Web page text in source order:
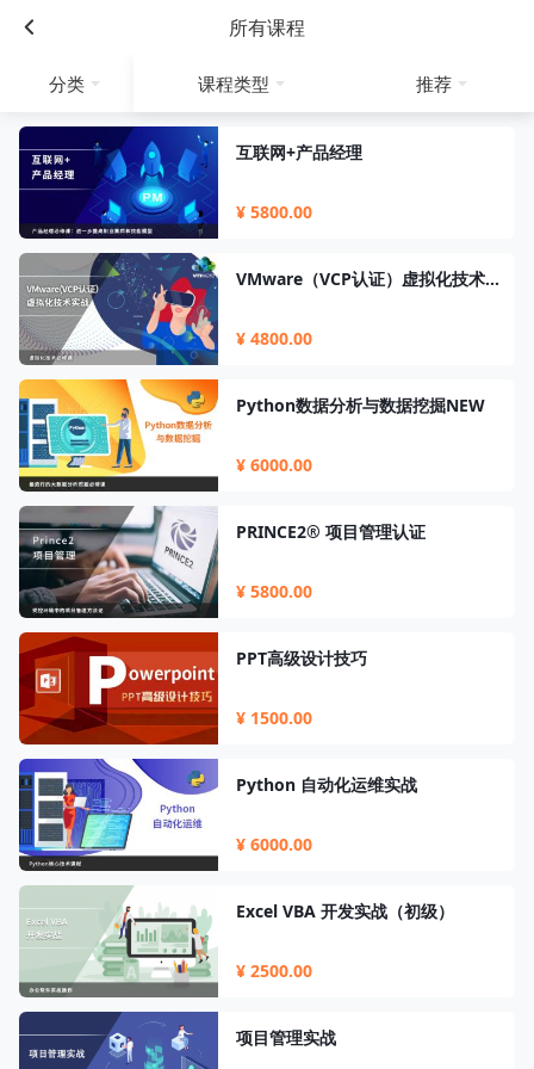
所有课程
分类 课程类型 推荐
互联网+产品经理
¥ 5800.00
VMware（VCP认证）虚拟化技术实战
¥ 4800.00
Python数据分析与数据挖掘NEW
¥ 6000.00
PRINCE2® 项目管理认证
¥ 5800.00
PPT高级设计技巧
¥ 1500.00
Python 自动化运维实战
¥ 6000.00
Excel VBA 开发实战（初级）
¥ 2500.00
项目管理实战